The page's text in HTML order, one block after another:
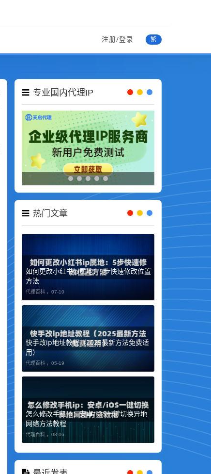
注册/登录 繁
专业国内代理IP
热门文章
如何更改小红书ip属地：5步快速修改位置
方法
代理百科 ， 07-10
快手改ip地址教程（2025最新方法免费适
用）
代理百科 ， 05-19
怎么修改手机ip：安卓/iOS一键切换异地
网络方法教程
代理百科 ， 08-06